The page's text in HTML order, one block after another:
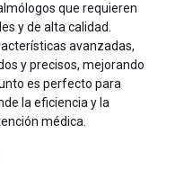
que requieren
y de alta calidad.
avanzadas,
y precisos, mejorando
es perfecto para
la eficiencia y la
médica.